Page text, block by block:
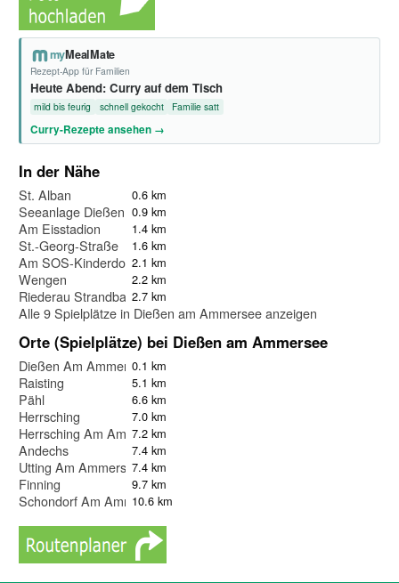
myMealMate
Rezept-App für Familien
Heute Abend: Curry auf dem Tisch
mild bis feurig schnell gekocht Familie satt
Curry-Rezepte ansehen →
In der Nähe
St. Alban 0.6 km
Seeanlage Dießen 0.9 km
Am Eisstadion 1.4 km
St.-Georg-Straße 1.6 km
Am SOS-Kinderdorf2.1 km
Wengen 2.2 km
Riederau Strandbad2.7 km
Alle 9 Spielplätze in Dießen am Ammersee anzeigen
Orte (Spielplätze) bei Dießen am Ammersee
Dießen Am Ammersee0.1 km
Raisting 5.1 km
Pähl 6.6 km
Herrsching 7.0 km
Herrsching Am Ammersee
7.2 km
Andechs 7.4 km
Utting Am Ammersee7.4 km
Finning 9.7 km
Schondorf Am Ammersee
10.6 km